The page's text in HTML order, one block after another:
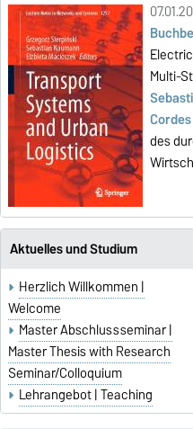
Multi-
Cordes
des
Aktuelles und Studium
Herzlich Willkommen |
Welcome
Master Abschlussseminar |
Master Thesis with Research
Seminar/Colloquium
Lehrangebot | Teaching